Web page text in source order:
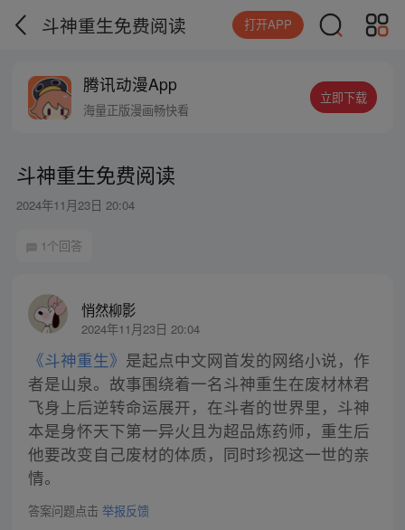
斗神重生免费阅读 打开APP
腾讯动漫App
海量正版漫画畅快看
立即下载
斗神重生免费阅读
2024年11月23日 20:04
1个回答
悄然柳影
2024年11月23日 20:04
《斗神重生》 是起点中文网首发的网络小说，作
者是山泉。故事围绕着一名斗神重生在废材林君
飞身上后逆转命运展开，在斗者的世界里，斗神
本是身怀天下第一异火且为超品炼药师，重生后
他要改变自己废材的体质，同时珍视这一世的亲
情。
答案问题点击 举报反馈